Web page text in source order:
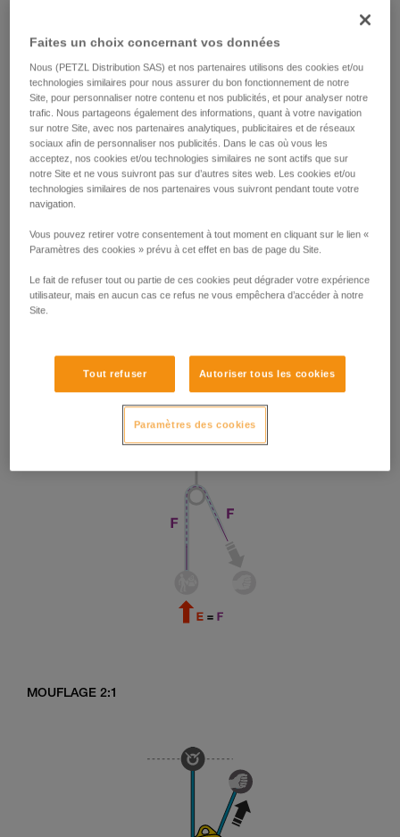
MOUFLAGE 2:1
Faites un choix concernant vos données
Nous (PETZL Distribution SAS) et nos partenaires utilisons des cookies et/ou
technologies similaires pour nous assurer du bon fonctionnement de notre
Site, pour personnaliser notre contenu et nos publicités, et pour analyser notre
trafic. Nous partageons également des informations, quant à votre navigation
sur notre Site, avec nos partenaires analytiques, publicitaires et de réseaux
sociaux afin de personnaliser nos publicités. Dans le cas où vous les
acceptez, nos cookies et/ou technologies similaires ne sont actifs que sur
notre Site et ne vous suivront pas sur d’autres sites web. Les cookies et/ou
technologies similaires de nos partenaires vous suivront pendant toute votre
navigation.
Vous pouvez retirer votre consentement à tout moment en cliquant sur le lien «
Paramètres des cookies » prévu à cet effet en bas de page du Site.
Le fait de refuser tout ou partie de ces cookies peut dégrader votre expérience
utilisateur, mais en aucun cas ce refus ne vous empêchera d’accéder à notre
Site.
Tout refuser Autoriser tous les cookies
Paramètres des cookies